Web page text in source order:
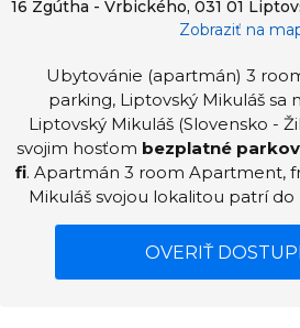
16 Zgútha - Vrbického, 031 01
Zobraziť na
Ubytovánie (apartmán) 3
parking, Liptovský Mikuláš sa
Liptovský Mikuláš (Slovensko -
svojim hosťom bezplatné
fi. Apartmán 3 room Apartment,
Mikuláš svojou lokalitou patrí do
OVERIŤ